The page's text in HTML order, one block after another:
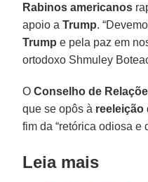
Rabinos americanos
apoio aTrump.
Trump e pela paz em
ortodoxo Shmuley
OConselho de
que se opôs à reeleição
fim da “retórica odiosa e
Leia mais